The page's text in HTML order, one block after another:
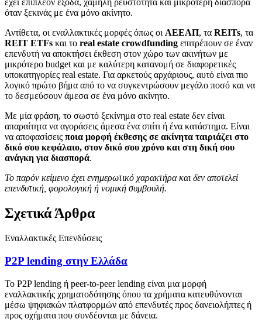
έχει επιπλέον έξοδα, χαμηλή ρευστότητα και μικρότερη διασπορά
όταν ξεκινάς με ένα μόνο ακίνητο.
Αντίθετα, οι εναλλακτικές μορφές όπως οιΑΕΕΑΠ, τα REITs, τα
REIT ETFs και το real estate crowdfunding επιτρέπουν σε έναν
επενδυτή να αποκτήσει έκθεση στον χώρο των ακινήτων με
μικρότερο budget και με καλύτερη κατανομή σε διαφορετικές
υποκατηγορίες real estate. Για αρκετούς αρχάριους, αυτό είναι πιο
λογικό πρώτο βήμα από το να συγκεντρώσουν μεγάλο ποσό και να
το δεσμεύσουν άμεσα σε ένα μόνο ακίνητο.
Με μία φράση, το σωστό ξεκίνημα στο real estate δεν είναι
απαραίτητα να αγοράσεις άμεσα ένα σπίτι ή ένα κατάστημα. Είναι
να αποφασίσεις ποια μορφή έκθεσης σε ακίνητα ταιριάζει στο
δικό σου κεφάλαιο, στον δικό σου χρόνο και στη δική σου
ανάγκη για διασπορά.
Το παρόν κείμενο έχει ενημερωτικό χαρακτήρα και δεν αποτελεί
επενδυτική, φορολογική ή νομική συμβουλή.
Σχετικά Άρθρα
Εναλλακτικές Επενδύσεις
P2P lending στην Ελλάδα
Το P2P lending ή peer-to-peer lending είναι μια μορφή
εναλλακτικής χρηματοδότησης όπου τα χρήματα κατευθύνονται
μέσω ψηφιακών πλατφορμών από επενδυτές προς δανειολήπτες ή
προς οχήματα που συνδέονται με δάνεια.